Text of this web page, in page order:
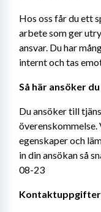
Hos oss får du ett
arbete som ger
ansvar. Du har
internt och tas
Så här ansöker du
Du ansöker till
egenskaper och
in din ansökan så
08-23
Kontaktuppgifter